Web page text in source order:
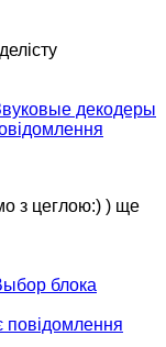
декодеры
з цеглою:) ) ще
блока
повідомлення